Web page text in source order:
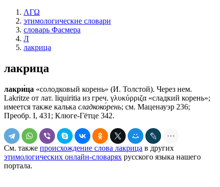
ΛΓΩ
этимологические словари
словарь Фасмера
Л
лакрица
лакрица
лакри́ца «солодковый корень» (И. Толстой). Через нем.
Lakritze от лат. liquiritiа из греч. γλυκύρριζα «сладкий корень»;
имеется также калька сладкоко́рень; см. Маценауэр 236;
Преобр. I, 431; Клюге-Гётце 342.
См. также происхождение слова лакрица в других
этимологических онлайн-словарях русского языка нашего
портала.